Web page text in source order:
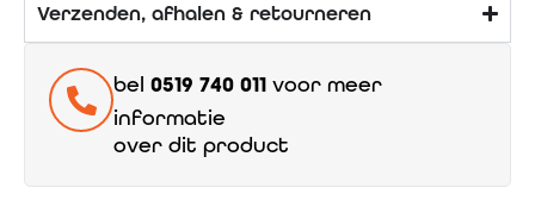
Verzenden, afhalen & retourneren
bel 0519 740 011 voor meer
informatie
over dit product